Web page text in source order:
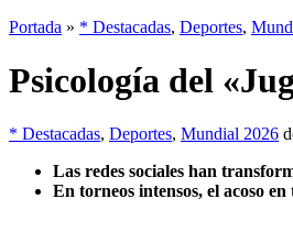
Portada » * Destacadas, Deportes,
Psicología del
* Destacadas, Deportes, Mundial 2026
Las redes sociales han
En torneos intensos, el acoso